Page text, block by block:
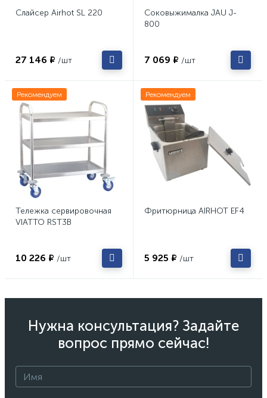
Слайсер Airhot SL 220
27 146 ₽ /шт
Соковыжималка JAU J-
800
7 069 ₽ /шт
Рекомендуем
Тележка сервировочная
VIATTO RST3B
10 226 ₽ /шт
Рекомендуем
Фритюрница AIRHOT EF4
5 925 ₽ /шт
Нужна консультация? Задайте
вопрос прямо сейчас!